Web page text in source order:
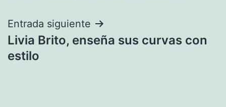
Entrada siguiente
Livia Brito, enseña sus curvas con
estilo